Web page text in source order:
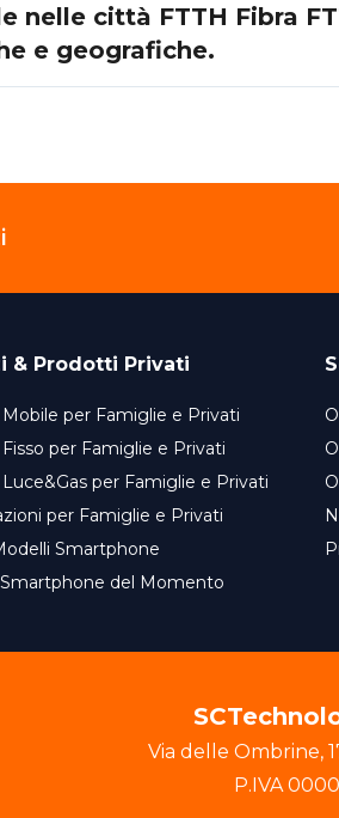
nelle città FTTH Fibra
e geografiche.
& Prodotti Privati
per Famiglie e Privati
per Famiglie e Privati
per Famiglie e Privati
per Famiglie e Privati
Smartphone
del Momento
Via delle Ombrine,
P.IVA